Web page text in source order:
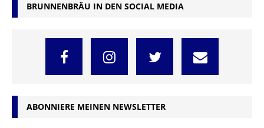
BRUNNENBRÄU IN DEN SOCIAL MEDIA
ABONNIERE MEINEN NEWSLETTER